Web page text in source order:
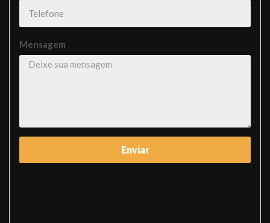
Mensagem